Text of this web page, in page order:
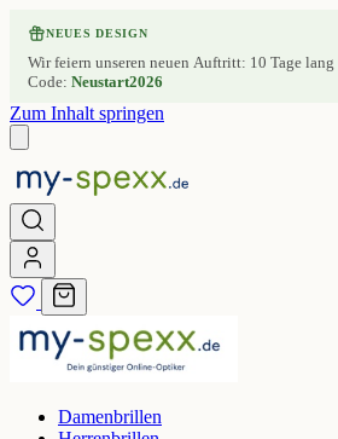
NEUES DESIGN
Wir feiern unseren neuen Auftritt: 10 Tage lang
Code: Neustart2026
Zum Inhalt springen
Damenbrillen